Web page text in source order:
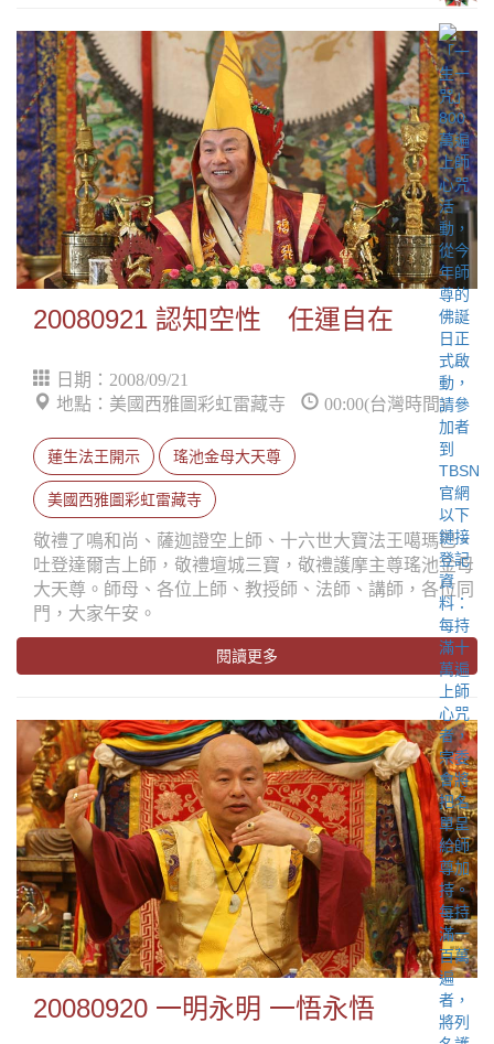
20080921 認知空性 任運自在
日期：2008/09/21
地點：美國西雅圖彩虹雷藏寺
00:00(台灣時間)
蓮生法王開示 瑤池金母大天尊
美國西雅圖彩虹雷藏寺
敬禮了鳴和尚、薩迦證空上師、十六世大寶法王噶瑪巴、
吐登達爾吉上師，敬禮壇城三寶，敬禮護摩主尊瑤池金母
大天尊。師母、各位上師、教授師、法師、講師，各位同
門，大家午安。
閱讀更多
20080920 一明永明 一悟永悟